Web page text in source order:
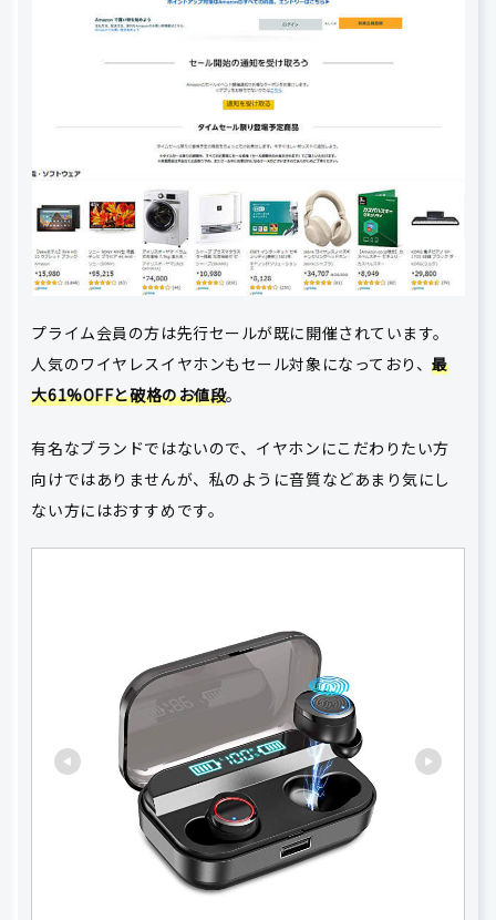
プライム会員の方は先行セールが既に開催されています。
人気のワイヤレスイヤホンもセール対象になっており、最
大61%OFFと破格のお値段。
有名なブランドではないので、イヤホンにこだわりたい方
向けではありませんが、私のように音質などあまり気にし
ない方にはおすすめです。